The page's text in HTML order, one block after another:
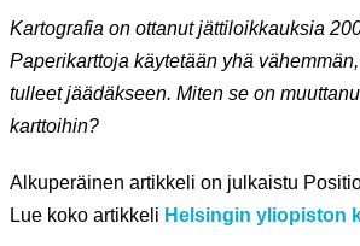
Kartografia on ottanut jättiloikkauksia
Paperikarttoja käytetään yhä
tulleet jäädäkseen. Miten se on
karttoihin?
Alkuperäinen artikkeli on julkaistu
Lue koko artikkeli Helsingin yliopiston